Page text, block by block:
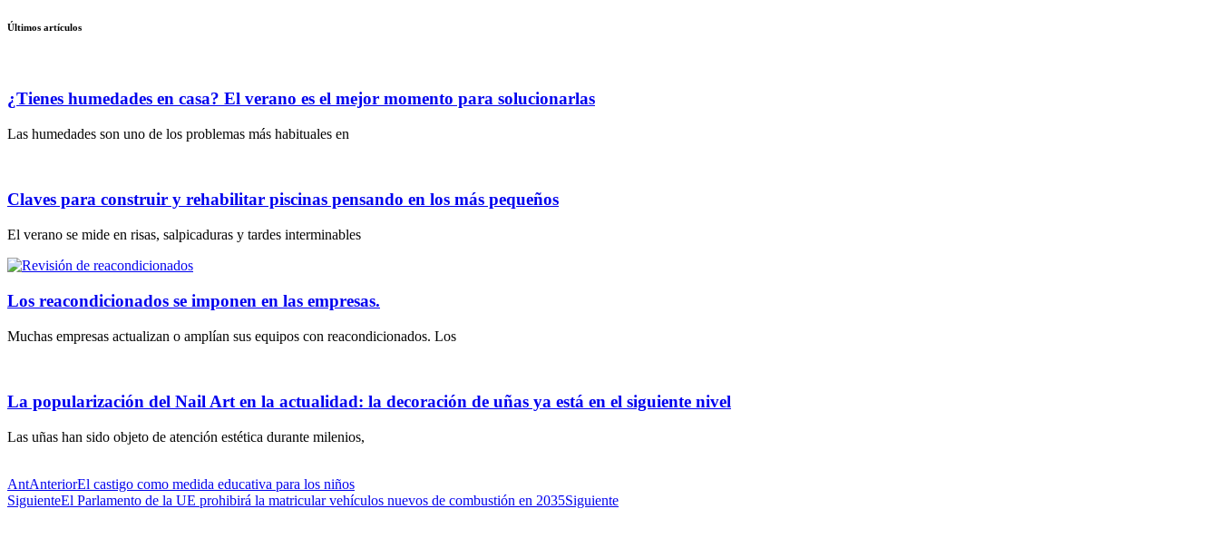
Últimos artículos
¿Tienes humedades en casa? El verano es el mejor momento para solucionarlas
Las humedades son uno de los problemas más habituales en
Claves para construir y rehabilitar piscinas pensando en los más pequeños
El verano se mide en risas, salpicaduras y tardes interminables
Los reacondicionados se imponen en las empresas.
Muchas empresas actualizan o amplían sus equipos con reacondicionados. Los
La popularización del Nail Art en la actualidad: la decoración de uñas ya está en el siguiente nivel
Las uñas han sido objeto de atención estética durante milenios,
AntAnteriorEl castigo como medida educativa para los niños
SiguienteEl Parlamento de la UE prohibirá la matricular vehículos nuevos de combustión en 2035Siguiente